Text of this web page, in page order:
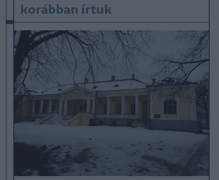
korábban írtuk